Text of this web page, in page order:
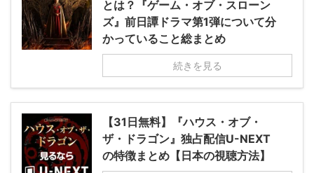
とは？『ゲーム・オブ・スローン
ズ』前日譚ドラマ第1弾について分
かっていること総まとめ
続きを見る
【31日無料】『ハウス・オブ・
ザ・ドラゴン』独占配信U-NEXT
の特徴まとめ【日本の視聴方法】